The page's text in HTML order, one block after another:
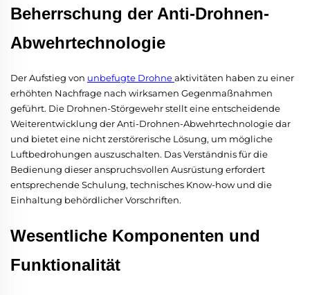
Beherrschung der Anti-Drohnen-
Abwehrtechnologie
Der Aufstieg von unbefugte Drohneaktivitäten haben zu einer
erhöhten Nachfrage nach wirksamen Gegenmaßnahmen
geführt. Die Drohnen-Störgewehr stellt eine entscheidende
Weiterentwicklung der Anti-Drohnen-Abwehrtechnologie dar
und bietet eine nicht zerstörerische Lösung, um mögliche
Luftbedrohungen auszuschalten. Das Verständnis für die
Bedienung dieser anspruchsvollen Ausrüstung erfordert
entsprechende Schulung, technisches Know-how und die
Einhaltung behördlicher Vorschriften.
Wesentliche Komponenten und
Funktionalität